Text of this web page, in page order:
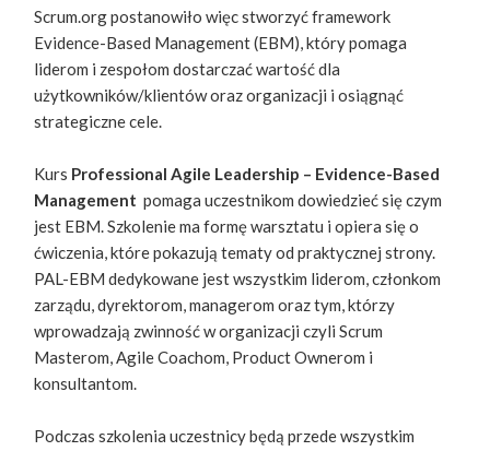
Scrum.org postanowiło więc stworzyć framework
Evidence-Based Management (EBM), który pomaga
liderom i zespołom dostarczać wartość dla
użytkowników/klientów oraz organizacji i osiągnąć
strategiczne cele.
Kurs Professional Agile Leadership – Evidence-Based
Management pomaga uczestnikom dowiedzieć się czym
jest EBM. Szkolenie ma formę warsztatu i opiera się o
ćwiczenia, które pokazują tematy od praktycznej strony.
PAL-EBM dedykowane jest wszystkim liderom, członkom
zarządu, dyrektorom, managerom oraz tym, którzy
wprowadzają zwinność w organizacji czyli Scrum
Masterom, Agile Coachom, Product Ownerom i
konsultantom.
Podczas szkolenia uczestnicy będą przede wszystkim